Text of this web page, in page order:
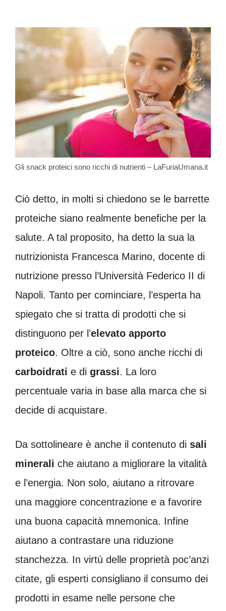
Gli snack proteici sono ricchi di nutrienti – LaFuriaUmana.it
Ciò detto, in molti si chiedono se le barrette
proteiche siano realmente benefiche per la
salute. A tal proposito, ha detto la sua la
nutrizionista Francesca Marino, docente di
nutrizione presso l’Università Federico II di
Napoli. Tanto per cominciare, l’esperta ha
spiegato che si tratta di prodotti che si
distinguono per l’elevato apporto
proteico. Oltre a ciò, sono anche ricchi di
carboidrati e di grassi. La loro
percentuale varia in base alla marca che si
decide di acquistare.
Da sottolineare è anche il contenuto di sali
minerali che aiutano a migliorare la vitalità
e l’energia. Non solo, aiutano a ritrovare
una maggiore concentrazione e a favorire
una buona capacità mnemonica. Infine
aiutano a contrastare una riduzione
stanchezza. In virtù delle proprietà poc’anzi
citate, gli esperti consigliano il consumo dei
prodotti in esame nelle persone che